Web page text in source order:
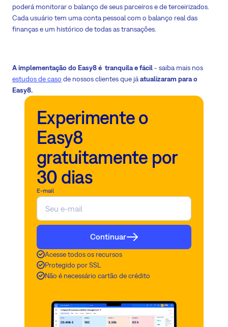
poderá monitorar o balanço de seus parceiros e de terceirizados.
Cada usuário tem uma conta pessoal com o balanço real das
finanças e um histórico de todas as transações.
A implementação do Easy8 é tranquila e fácil- saiba mais nos
estudos de caso de nossos clientes que jáatualizaram para o
Easy8.
Experimente o
Easy8
gratuitamente por
30 dias
E-mail
Continuar
Acesse todos os recursos
Protegido por SSL
Não é necessário cartão de crédito